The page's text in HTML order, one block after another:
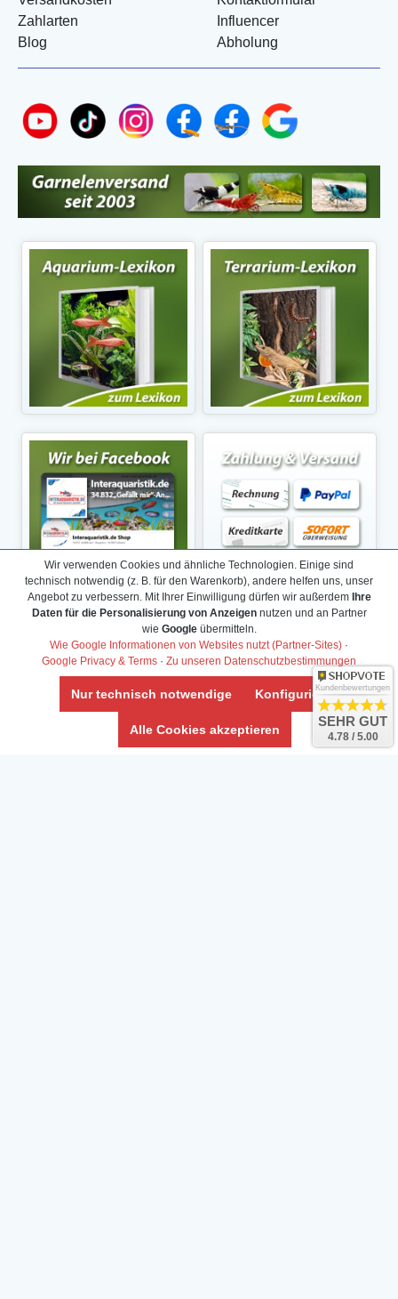
Zahlarten
Blog
Influencer
Abholung
Wir verwenden Cookies und ähnliche Technologien. Einige sind
technisch notwendig (z. B. für den Warenkorb), andere helfen uns, unser
Angebot zu verbessern. Mit Ihrer Einwilligung dürfen wir außerdem Ihre
Daten für die Personalisierung von Anzeigennutzen und an Partner
wie Googleübermitteln.
Wie Google Informationen von Websites nutzt (Partner-Sites) ·
Google Privacy & Terms · Zu unseren Datenschutzbestimmungen
Nur technisch notwendige Konfigurieren
Alle Cookies akzeptieren
Kundenbewertungen
SEHR GUT
4.78 / 5.00